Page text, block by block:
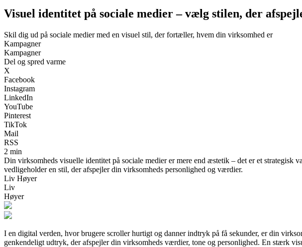
Visuel identitet på sociale medier – vælg stilen, der
Skil dig ud på sociale medier med en visuel stil, der fortæller, hvem din virksomhed er
Kampagner
Kampagner
Del og spred varme
X
Facebook
Instagram
LinkedIn
YouTube
Pinterest
TikTok
Mail
RSS
2 min
Din virksomheds visuelle identitet på sociale medier er mere end æstetik – det er et
vedligeholder en stil, der afspejler din virksomheds personlighed og værdier.
Liv Høyer
Liv
Høyer
I en digital verden, hvor brugere scroller hurtigt og danner indtryk på få sekunder, er din
genkendeligt udtryk, der afspejler din virksomheds værdier, tone og personlighed. En stærk